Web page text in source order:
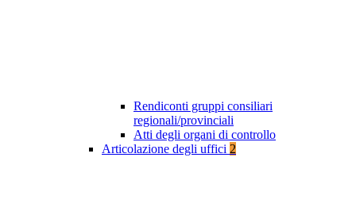
Rendiconti gruppi consiliari
regionali/provinciali
Atti degli organi di controllo
Articolazione degli uffici 2